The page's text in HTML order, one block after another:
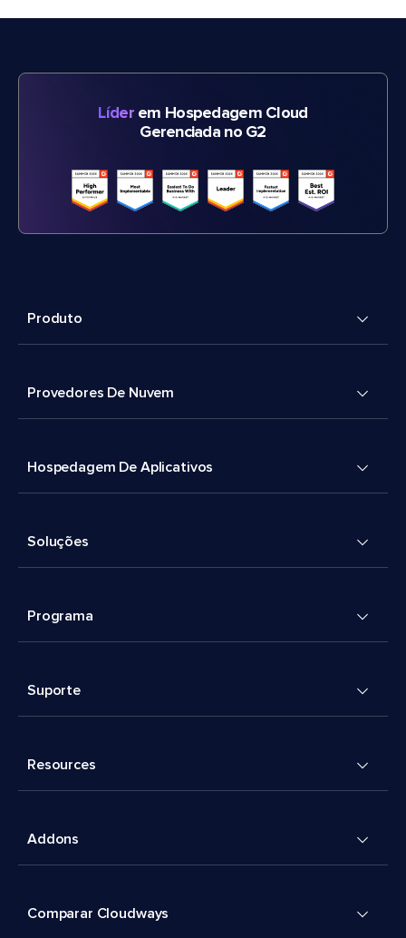
Líderem Hospedagem Cloud
Gerenciada no G2
Produto
Provedores De Nuvem
Hospedagem De Aplicativos
Soluções
Programa
Suporte
Resources
Addons
Comparar Cloudways